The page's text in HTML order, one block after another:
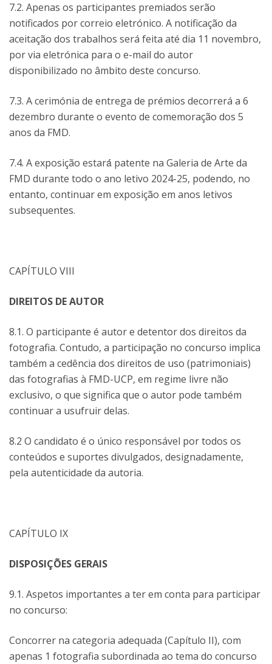
7.2. Apenas os participantes premiados serão
notificados por correio eletrónico. A notificação da
aceitação dos trabalhos será feita até dia 11 novembro,
por via eletrónica para o e-mail do autor
disponibilizado no âmbito deste concurso.
7.3. A cerimónia de entrega de prémios decorrerá a 6
dezembro durante o evento de comemoração dos 5
anos da FMD.
7.4. A exposição estará́ patente na Galeria de Arte da
FMD durante todo o ano letivo 2024-25, podendo, no
entanto, continuar em exposição em anos letivos
subsequentes.
CAPÍTULO VIII
DIREITOS DE AUTOR
8.1. O participante é autor e detentor dos direitos da
fotografia. Contudo, a participação no concurso implica
também a cedência dos direitos de uso (patrimoniais)
das fotografias à FMD-UCP, em regime livre não
exclusivo, o que significa que o autor pode também
continuar a usufruir delas.
8.2 O candidato é o único responsável por todos os
conteúdos e suportes divulgados, designadamente,
pela autenticidade da autoria.
CAPÍTULO IX
DISPOSIÇÕES GERAIS
9.1. Aspetos importantes a ter em conta para participar
no concurso:
Concorrer na categoria adequada (Capítulo II), com
apenas 1 fotografia subordinada ao tema do concurso